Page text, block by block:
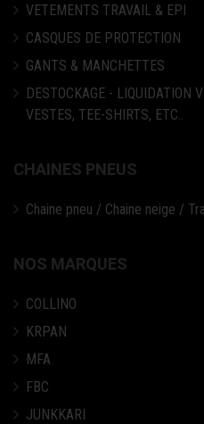
VETEMENTS TRAVAIL & EPI
CASQUES DE PROTECTION
GANTS & MANCHETTES
DESTOCKAGE - LIQUIDATION
VESTES, TEE-SHIRTS, ETC..
CHAINES PNEUS
Chaine pneu / Chaine neige /
NOS MARQUES
COLLINO
KRPAN
MFA
FBC
JUNKKARI